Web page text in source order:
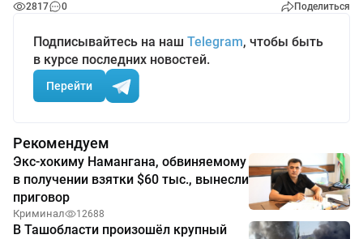
2817 0 Поделиться
Подписывайтесь на наш Telegram, чтобы быть
в курсе последних новостей.
Перейти
Рекомендуем
Экс-хокиму Намангана, обвиняемому
в получении взятки $60 тыс., вынесли
приговор
Криминал 12688
В Ташобласти произошёл крупный